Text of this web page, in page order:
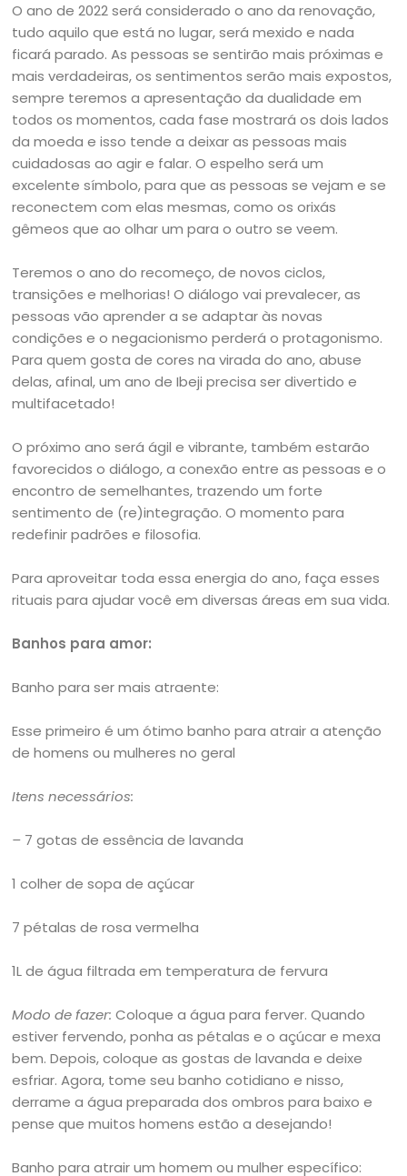
O ano de 2022 será considerado o ano da renovação,
tudo aquilo que está no lugar, será mexido e nada
ficará parado. As pessoas se sentirão mais próximas e
mais verdadeiras, os sentimentos serão mais expostos,
sempre teremos a apresentação da dualidade em
todos os momentos, cada fase mostrará os dois lados
da moeda e isso tende a deixar as pessoas mais
cuidadosas ao agir e falar. O espelho será um
excelente símbolo, para que as pessoas se vejam e se
reconectem com elas mesmas, como os orixás
gêmeos que ao olhar um para o outro se veem.
Teremos o ano do recomeço, de novos ciclos,
transições e melhorias! O diálogo vai prevalecer, as
pessoas vão aprender a se adaptar às novas
condições e o negacionismo perderá o protagonismo.
Para quem gosta de cores na virada do ano, abuse
delas, afinal, um ano de Ibeji precisa ser divertido e
multifacetado!
O próximo ano será ágil e vibrante, também estarão
favorecidos o diálogo, a conexão entre as pessoas e o
encontro de semelhantes, trazendo um forte
sentimento de (re)integração. O momento para
redefinir padrões e filosofia.
Para aproveitar toda essa energia do ano, faça esses
rituais para ajudar você em diversas áreas em sua vida.
Banhos para amor:
Banho para ser mais atraente:
Esse primeiro é um ótimo banho para atrair a atenção
de homens ou mulheres no geral
Itens necessários:
– 7 gotas de essência de lavanda
1 colher de sopa de açúcar
7 pétalas de rosa vermelha
1L de água filtrada em temperatura de fervura
Modo de fazer:Coloque a água para ferver. Quando
estiver fervendo, ponha as pétalas e o açúcar e mexa
bem. Depois, coloque as gostas de lavanda e deixe
esfriar. Agora, tome seu banho cotidiano e nisso,
derrame a água preparada dos ombros para baixo e
pense que muitos homens estão a desejando!
Banho para atrair um homem ou mulher específico: